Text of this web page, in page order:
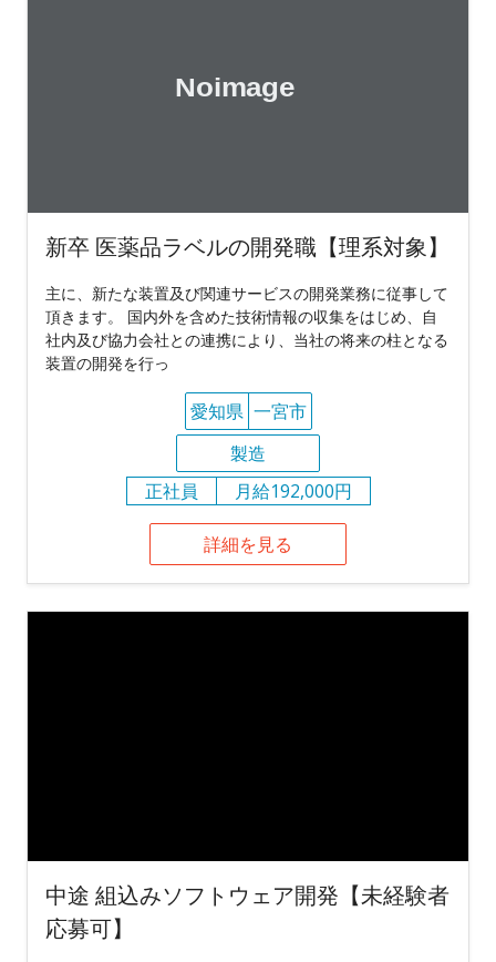
新卒 医薬品ラベルの開発職【理系対象】
主に、新たな装置及び関連サービスの開発業務に従事して
頂きます。 国内外を含めた技術情報の収集をはじめ、自
社内及び協力会社との連携により、当社の将来の柱となる
装置の開発を行っ
愛知県 一宮市
製造
正社員
月給192,000円
詳細を見る
中途 組込みソフトウェア開発【未経験者
応募可】